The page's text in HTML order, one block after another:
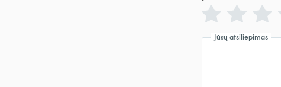
Jūsų atsiliepimas